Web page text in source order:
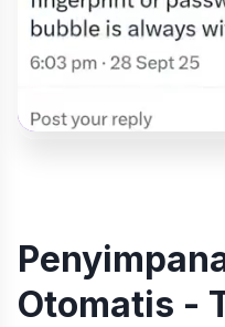
Otomatis -